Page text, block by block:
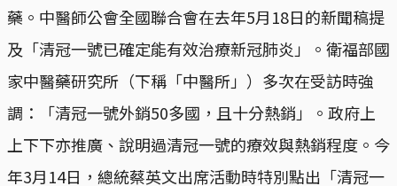
藥。中醫師公會全國聯合會在去年5月18日的新聞稿提
及「清冠一號已確定能有效治療新冠肺炎」。衛福部國
家中醫藥研究所（下稱「中醫所」）多次在受訪時強
調：「清冠一號外銷50多國，且十分熱銷」。政府上
上下下亦推廣、說明過清冠一號的療效與熱銷程度。今
年3月14日，總統蔡英文出席活動時特別點出「清冠一